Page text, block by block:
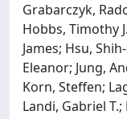
Grabarczyk,
Hobbs, Timothy
James; Hsu,
Eleanor; Jung,
Korn, Steffen;
Landi, Gabriel